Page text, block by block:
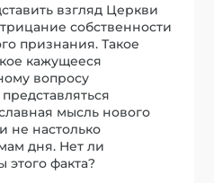
взгляд Церкви
собственности
признания. Такое
кажущееся
вопросу
мысль нового
не настолько
дня. Нет ли
факта?